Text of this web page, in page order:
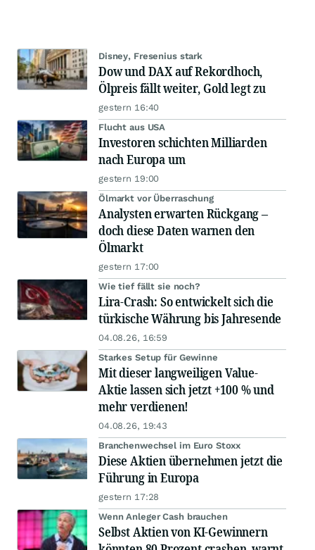
Disney, Fresenius stark
Dow und DAX auf Rekordhoch,
Ölpreis fällt weiter, Gold legt zu
gestern 16:40
Flucht aus USA
Investoren schichten Milliarden
nach Europa um
gestern 19:00
Ölmarkt vor Überraschung
Analysten erwarten Rückgang –
doch diese Daten warnen den
Ölmarkt
gestern 17:00
Wie tief fällt sie noch?
Lira-Crash: So entwickelt sich die
türkische Währung bis Jahresende
04.08.26, 16:59
Starkes Setup für Gewinne
Mit dieser langweiligen Value-
Aktie lassen sich jetzt +100 % und
mehr verdienen!
04.08.26, 19:43
Branchenwechsel im Euro Stoxx
Diese Aktien übernehmen jetzt die
Führung in Europa
gestern 17:28
Wenn Anleger Cash brauchen
Selbst Aktien von KI-Gewinnern